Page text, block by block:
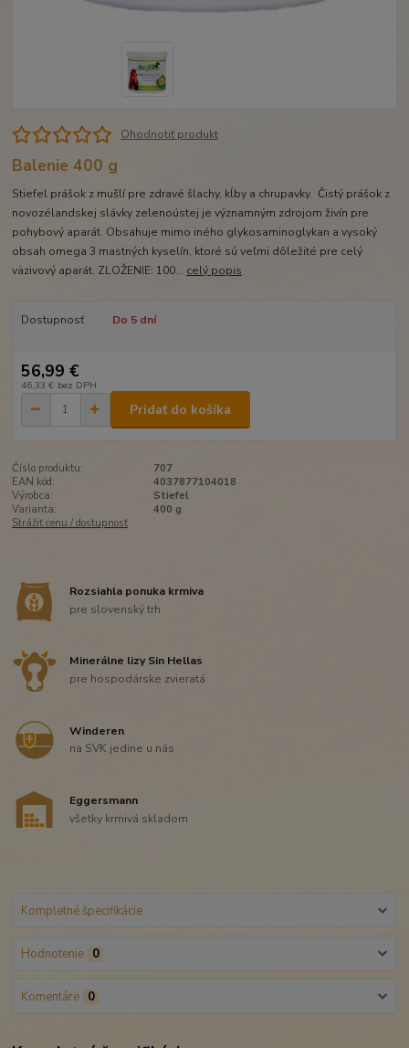
Ohodnotiť produkt
Balenie 400 g
Stiefel prášok z mušlí pre zdravé šlachy, kĺby a chrupavky. Čistý prášok z
novozélandskej slávky zelenoústej je významným zdrojom živín pre
pohybový aparát. Obsahuje mimo iného glykosaminoglykan a vysoký
obsah omega 3 mastných kyselín, ktoré sú veľmi dôležité pre celý
väzivový aparát. ZLOŽENIE: 100... celý popis
Dostupnosť Do 5 dní
56,99 €
46,33 € bez DPH
Pridať do košíka
Číslo produktu:
707
EAN kód:
4037877104018
Výrobca:
Stiefel
Varianta:
400 g
Strážiť cenu / dostupnosť
Rozsiahla ponuka krmiva
pre slovenský trh
Minerálne lizy Sin Hellas
pre hospodárske zvieratá
Winderen
na SVK jedine u nás
Eggersmann
všetky krmivá skladom
Kompletné špecifikácie
Hodnotenie 0
Komentáre 0